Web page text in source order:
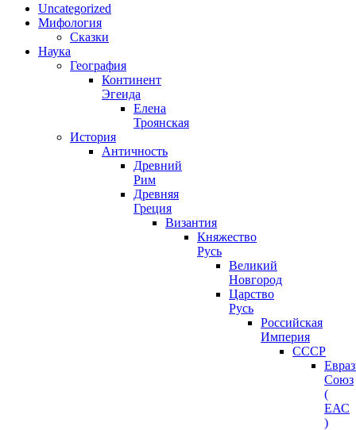
Uncategorized
Мифология
Сказки
Наука
География
Континент
Эгеида
Елена
Троянская
История
Античность
Древний
Рим
Древняя
Греция
Византия
Княжество
Русь
Великий
Новгород
Царство
Русь
Российская
Империя
СССР
Союз
(
ЕАС
)